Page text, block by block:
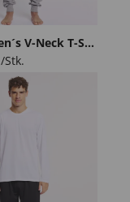
Neutral Men´s V-Neck T-Shirt
/Stk.